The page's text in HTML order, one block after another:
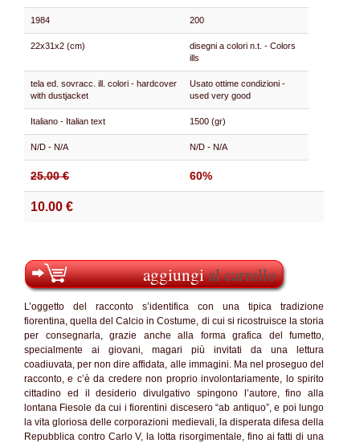
1984 200
22x31x2 (cm)
disegni a colori n.t. - Colors
ills
tela ed. sovracc. ill. colori - hardcover
with dustjacket
Usato ottime condizioni -
used very good
Italiano - Italian text 1500 (gr)
N/D - N/A N/D - N/A
25.00 € 60%
10.00 €
aggiungial carrello
L’oggetto del racconto s’identifica con una tipica tradizione
fiorentina, quella del Calcio in Costume, di cui si ricostruisce la storia
per consegnarla, grazie anche alla forma grafica del fumetto,
specialmente ai giovani, magari più invitati da una lettura
coadiuvata, per non dire affidata, alle immagini. Ma nel proseguo del
racconto, e c’è da credere non proprio involontariamente, lo spirito
cittadino ed il desiderio divulgativo spingono l’autore, fino alla
lontana Fiesole da cui i fiorentini discesero “ab antiquo”, e poi lungo
la vita gloriosa delle corporazioni medievali, la disperata difesa della
Repubblica contro Carlo V, la lotta risorgimentale, fino ai fatti di una